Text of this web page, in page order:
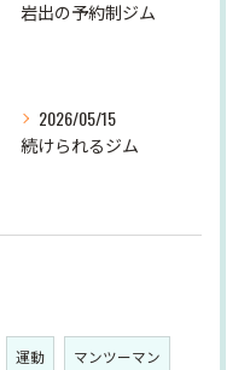
岩出の予約制ジム
2026/05/15
続けられるジム
運動 マンツーマン